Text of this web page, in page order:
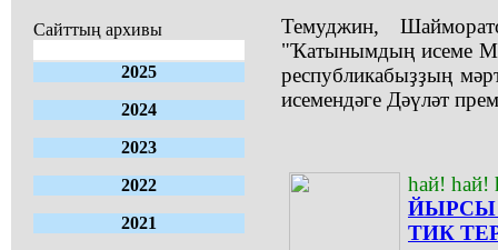
Сайттың архивы
2025
2024
2023
2022
2021
Темуджин,
"Ҡатынымдың исеме
республикабыҙҙың
исемендәге Дәүләт
һай! һай!
ТИК